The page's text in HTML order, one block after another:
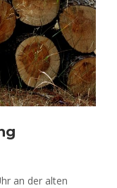
an der alten